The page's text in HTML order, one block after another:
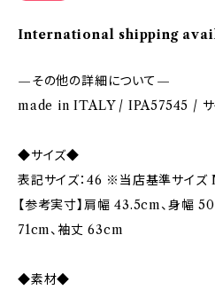
International shipping
—その他の詳細について—
made in ITALY / IPA57545 / サ
◆サイズ◆
表記サイズ：46 ※当店基準サイズ
【参考実寸】肩幅 43.5cm、身幅
71cm、袖丈 63cm
◆素材◆